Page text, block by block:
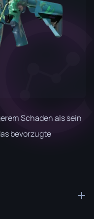
Schaden als sein
bevorzugte